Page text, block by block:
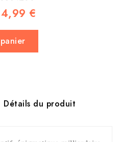
€
Détails du produit